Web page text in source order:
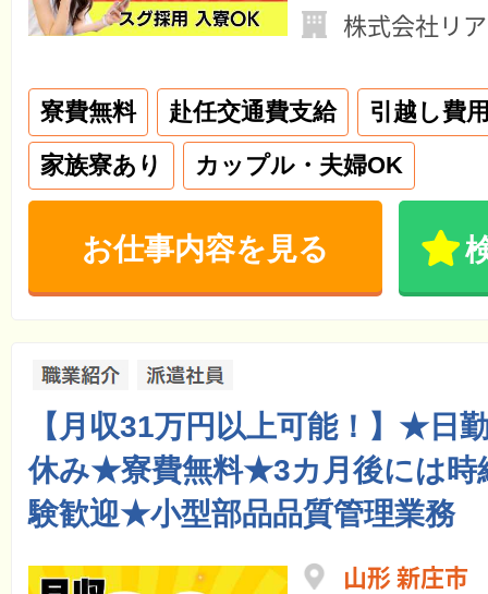
株式会社リ
寮費無料 赴任交通費支給
引越し費
家族寮あり
カップル・夫婦OK
お仕事内容を見る
【月収31万円以上可能！】★日
休み★寮費無料★3カ月後には時
験歓迎★小型部品品質管理業務
山形 新庄市